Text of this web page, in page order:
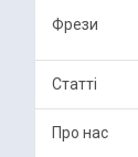
Фрези
Статті
Про нас